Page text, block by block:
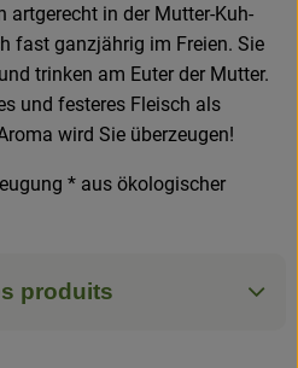
artgerecht in der Mutter-Kuh-
fast ganzjährig im Freien. Sie
trinken am Euter der Mutter.
und festeres Fleisch als
wird Sie überzeugen!
* aus ökologischer
produits